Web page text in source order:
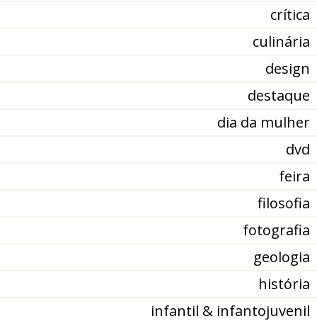
crítica
culinária
design
destaque
dia da mulher
dvd
feira
filosofia
fotografia
geologia
história
infantil & infantojuvenil